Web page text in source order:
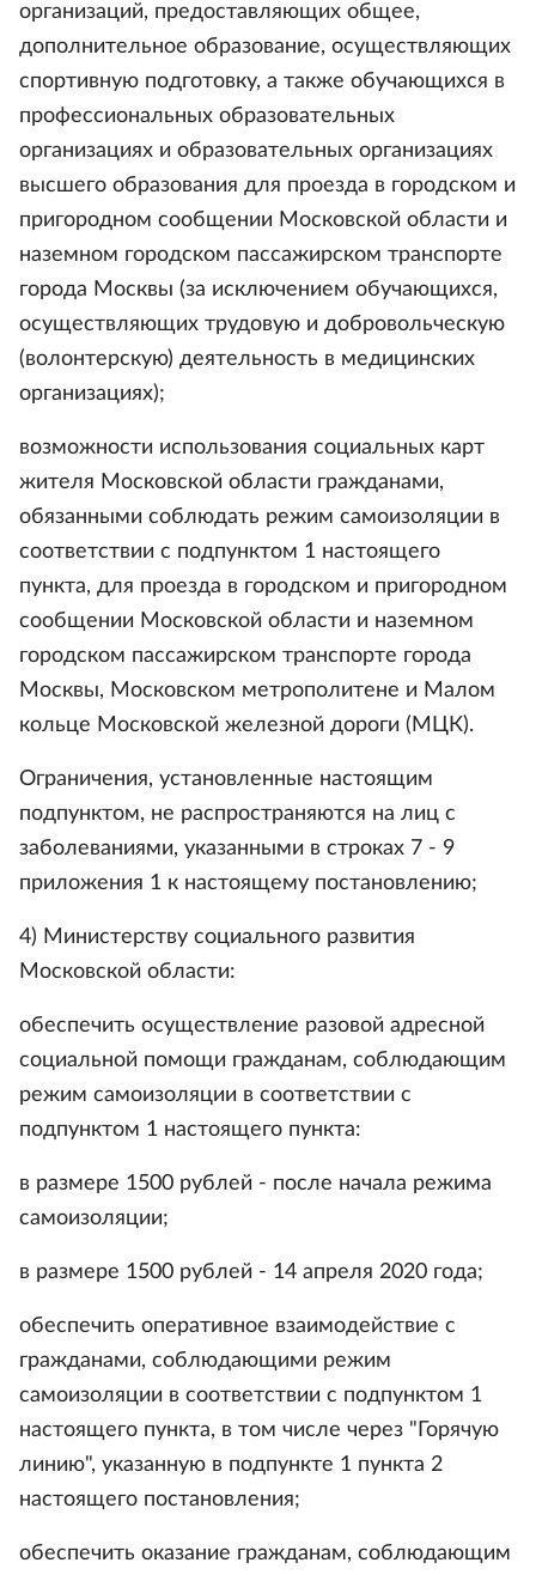
организаций, предоставляющих общее,
дополнительное образование, осуществляющих
спортивную подготовку, а также обучающихся в
профессиональных образовательных
организациях и образовательных организациях
высшего образования для проезда в городском и
пригородном сообщении Московской области и
наземном городском пассажирском транспорте
города Москвы (за исключением обучающихся,
осуществляющих трудовую и добровольческую
(волонтерскую) деятельность в медицинских
организациях);
возможности использования социальных карт
жителя Московской области гражданами,
обязанными соблюдать режим самоизоляции в
соответствии с подпунктом 1 настоящего
пункта, для проезда в городском и пригородном
сообщении Московской области и наземном
городском пассажирском транспорте города
Москвы, Московском метрополитене и Малом
кольце Московской железной дороги (МЦК).
Ограничения, установленные настоящим
подпунктом, не распространяются на лиц с
заболеваниями, указанными в строках 7 - 9
приложения 1 к настоящему постановлению;
4) Министерству социального развития
Московской области:
обеспечить осуществление разовой адресной
социальной помощи гражданам, соблюдающим
режим самоизоляции в соответствии с
подпунктом 1 настоящего пункта:
в размере 1500 рублей - после начала режима
самоизоляции;
в размере 1500 рублей - 14 апреля 2020 года;
обеспечить оперативное взаимодействие с
гражданами, соблюдающими режим
самоизоляции в соответствии с подпунктом 1
настоящего пункта, в том числе через "Горячую
линию", указанную в подпункте 1 пункта 2
настоящего постановления;
обеспечить оказание гражданам, соблюдающим